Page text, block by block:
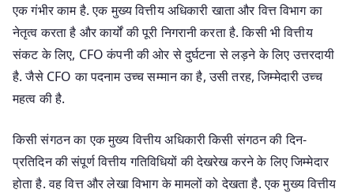
एक गंभीर काम है. एक मुख्य वित्तीय अधिकारी खाता और वित्त विभाग का
नेतृत्व करता है और कार्यों की पूरी निगरानी करता है. किसी भी वित्तीय
संकट के लिए, CFO कंपनी की ओर से दुर्घटना से लड़ने के लिए उत्तरदायी
है. जैसे CFO का पदनाम उच्च सम्मान का है, उसी तरह, जिम्मेदारी उच्च
महत्व की है.
किसी संगठन का एक मुख्य वित्तीय अधिकारी किसी संगठन की दिन-
प्रतिदिन की संपूर्ण वित्तीय गतिविधियों की देखरेख करने के लिए जिम्मेदार
होता है. वह वित्त और लेखा विभाग के मामलों को देखता है. एक मुख्य वित्तीय